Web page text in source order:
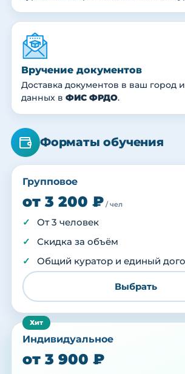
Вручение документов
Доставка документов в ваш город
данных в ФИС ФРДО.
Форматы обучения
Групповое
от 3 200 ₽ / чел
От 3 человек
Скидка за объём
Общий куратор и единый
Выбрать
Индивидуальное
от 3 900 ₽